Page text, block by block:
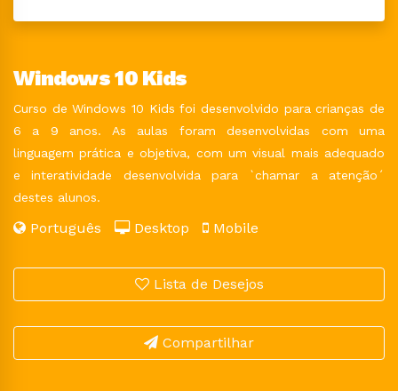
Windows 10 Kids
Curso de Windows 10 Kids foi desenvolvido para crianças de
6 a 9 anos. As aulas foram desenvolvidas com uma
linguagem prática e objetiva, com um visual mais adequado
e interatividade desenvolvida para `chamar a atenção´
destes alunos.
Português Desktop Mobile
Lista de Desejos
Compartilhar